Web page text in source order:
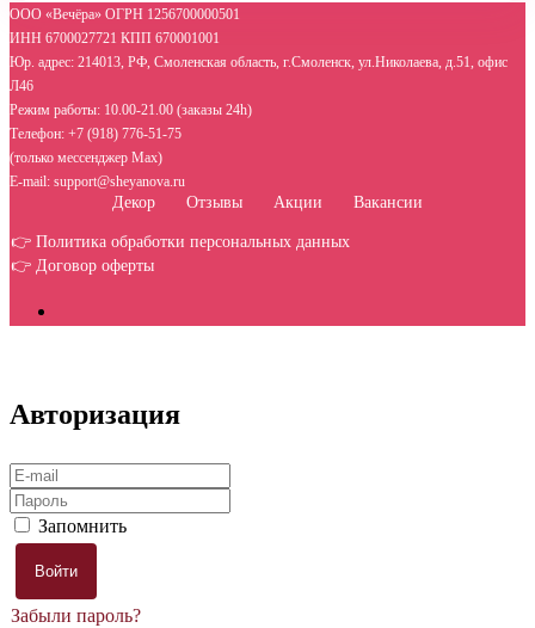
ООО «Вечёра» ОГРН 1256700000501
ИНН 6700027721 КПП 670001001
Юр. адрес: 214013, РФ, Смоленская область, г.Смоленск, ул.Николаева, д.51, офис
Л46
Режим работы: 10.00-21.00 (заказы 24h)
Телефон: +7 (918) 776-51-75
(только мессенджер Max)
E-mail: support@sheyanova.ru
Декор Отзывы Акции Вакансии
👉 Политика обработки персональных данных
👉 Договор оферты
Авторизация
Запомнить
Забыли пароль?